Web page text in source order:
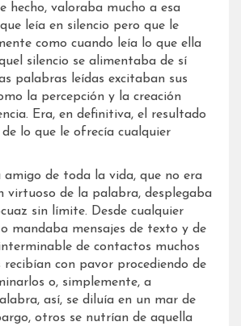
hecho, valoraba mucho a esa
leía en silencio pero que le
como cuando leía lo que ella
silencio se alimentaba de sí
palabras leídas excitaban sus
la percepción y la creación
Era, en definitiva, el resultado
lo que le ofrecía cualquier
amigo de toda la vida, que no era
virtuoso de la palabra, desplegaba
sin límite. Desde cualquier
mandaba mensajes de texto y de
de contactos muchos
recibían con pavor procediendo de
o, simplemente, a
así, se diluía en un mar de
otros se nutrían de aquella